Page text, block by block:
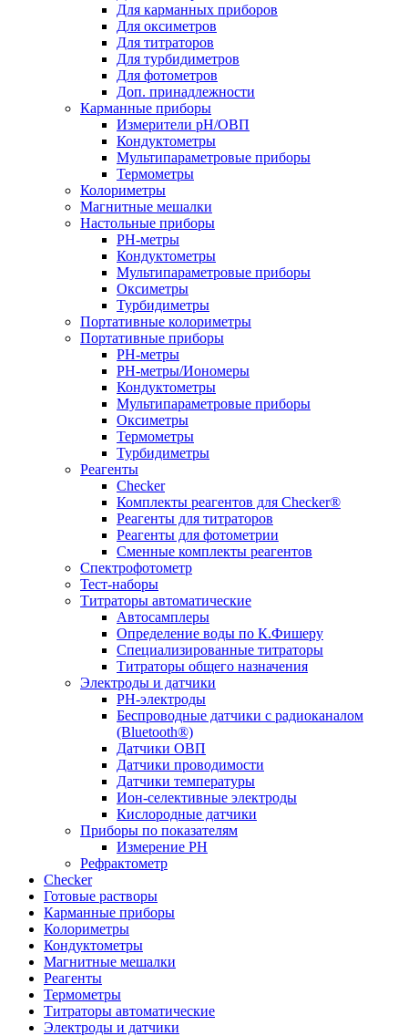
Для карманных приборов
Для оксиметров
Для титраторов
Для турбидиметров
Для фотометров
Доп. принадлежности
Карманные приборы
Измерители pH/ОВП
Кондуктометры
Мультипараметровые приборы
Термометры
Колориметры
Магнитные мешалки
Настольные приборы
PH-метры
Кондуктометры
Мультипараметровые приборы
Оксиметры
Турбидиметры
Портативные колориметры
Портативные приборы
PH-метры
PH-метры/Иономеры
Кондуктометры
Мультипараметровые приборы
Оксиметры
Термометры
Турбидиметры
Реагенты
Checker
Комплекты реагентов для Checker®
Реагенты для титраторов
Реагенты для фотометрии
Сменные комплекты реагентов
Спектрофотометр
Тест-наборы
Титраторы автоматические
Автосамплеры
Определение воды по К.Фишеру
Специализированные титраторы
Титраторы общего назначения
Электроды и датчики
PH-электроды
Беспроводные датчики с радиоканалом
(Bluetooth®)
Датчики ОВП
Датчики проводимости
Датчики температуры
Ион-селективные электроды
Кислородные датчики
Приборы по показателям
Измерение PH
Рефрактометр
Checker
Готовые растворы
Карманные приборы
Колориметры
Кондуктометры
Магнитные мешалки
Реагенты
Термометры
Титраторы автоматические
Электроды и датчики